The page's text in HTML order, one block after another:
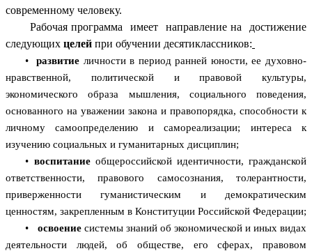
современному человеку.
Рабочая программа имеет направление на достижение
следующих целей при обучении десятиклассников:
•развитие личности в период ранней юности, ее духовно-
нравственной, политической и правовой культуры,
экономического образа мышления, социального поведения,
основанного на уважении закона и правопорядка, способности к
личному самоопределению и самореализации; интереса к
изучению социальных и гуманитарных дисциплин;
• воспитание общероссийской идентичности, гражданской
ответственности, правового самосознания, толерантности,
приверженности гуманистическим и демократическим
ценностям, закрепленным в Конституции Российской Федерации;
• освоениесистемы знаний об экономической и иных видах
деятельности людей, об обществе, его сферах, правовом